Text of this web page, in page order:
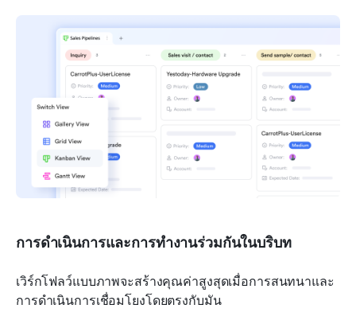
การดำเนินการและการทำงานร่วมกันในบริบท
เวิร์กโฟลว์แบบภาพจะสร้างคุณค่าสูงสุดเมื่อการสนทนาและ
การดำเนินการเชื่อมโยงโดยตรงกับมัน